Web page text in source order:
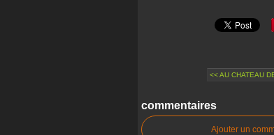
<< AU CHATEAU
commentaires
Ajouter un